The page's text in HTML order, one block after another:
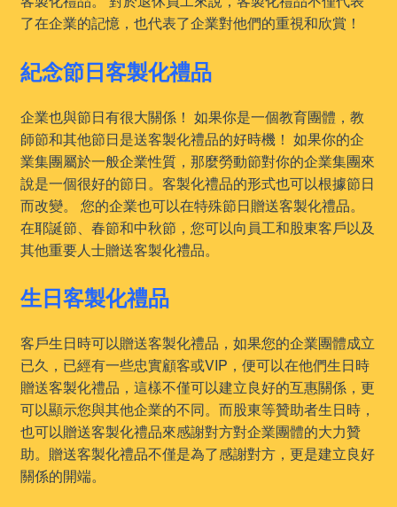
了在企業的記憶，也代表了企業對他們的重視和欣賞！
紀念節日客製化禮品
企業也與節日有很大關係！ 如果你是一個教育團體，教
師節和其他節日是送客製化禮品的好時機！ 如果你的企
業集團屬於一般企業性質，那麼勞動節對你的企業集團來
說是一個很好的節日。客製化禮品的形式也可以根據節日
而改變。 您的企業也可以在特殊節日贈送客製化禮品。
在耶誕節、春節和中秋節，您可以向員工和股東客戶以及
其他重要人士贈送客製化禮品。
生日客製化禮品
客戶生日時可以贈送客製化禮品，如果您的企業團體成立
已久，已經有一些忠實顧客或VIP，便可以在他們生日時
贈送客製化禮品，這樣不僅可以建立良好的互惠關係，更
可以顯示您與其他企業的不同。而股東等贊助者生日時，
也可以贈送客製化禮品來感謝對方對企業團體的大力贊
助。贈送客製化禮品不僅是為了感謝對方，更是建立良好
關係的開端。